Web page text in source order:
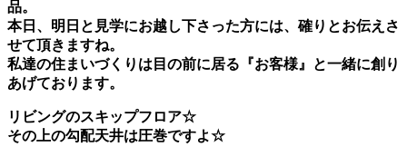
品。
本日、明日と見学にお越し下さった方には、確りとお伝えさ
せて頂きますね。
私達の住まいづくりは目の前に居る『お客様』と一緒に創り
あげております。
リビングのスキップフロア☆
その上の勾配天井は圧巻ですよ☆